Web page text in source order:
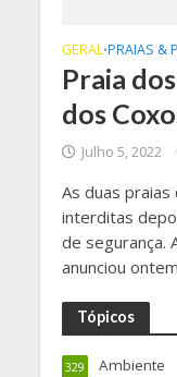
GERAL•PRAIAS &
Praia
dos
Julho 5, 2022
As duas
interditas
de segurança.
anunciou
Tópicos
Ambiente
329